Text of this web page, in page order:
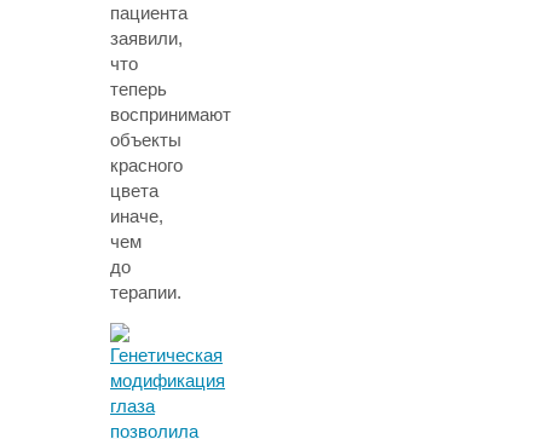
пациента
заявили,
что
теперь
воспринимают
объекты
красного
цвета
иначе,
чем
до
терапии.